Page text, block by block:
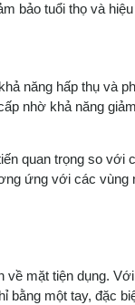
bảo tuổi thọ và
năng hấp thụ và
nhờ khả năng
quan trọng so với
ứng với các vùng
về mặt tiện dụng.
bằng một tay, đặc